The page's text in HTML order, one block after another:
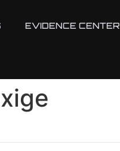
EVIDENCE CENTER